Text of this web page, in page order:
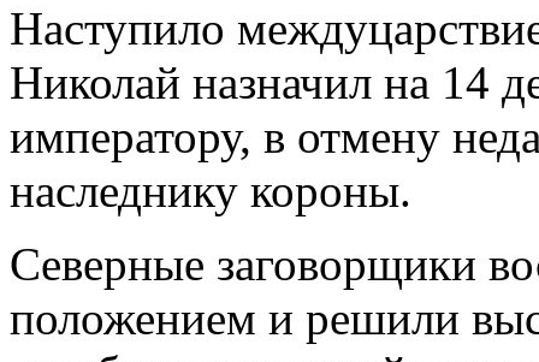
Наступило
Николай назначил на 14
императору, в отмену
наследнику короны.
Северные заговорщики
положением и решили